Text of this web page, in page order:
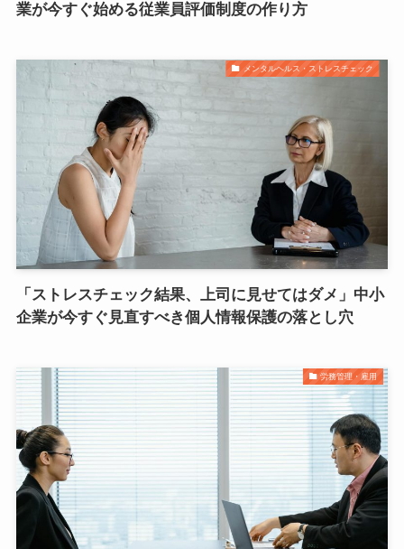
業が今すぐ始める従業員評価制度の作り方
メンタルヘルス・ストレスチェック
「ストレスチェック結果、上司に見せてはダメ」中小
企業が今すぐ見直すべき個人情報保護の落とし穴
労務管理・雇用